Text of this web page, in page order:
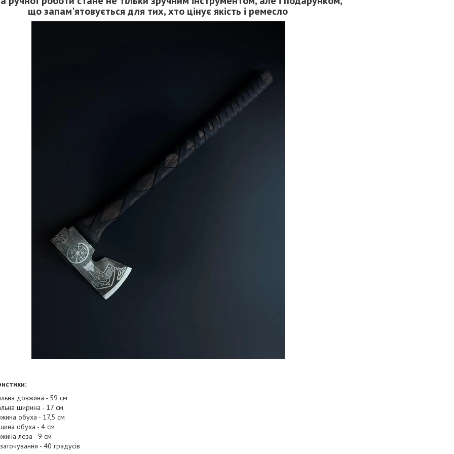
що запам'ятовується для тих, хто цінує якість і ремесло
довжина - 59 см
ширина - 17 см
обуха - 17,5 см
обуха - 4 см
леза - 9 см
- 40 градусів